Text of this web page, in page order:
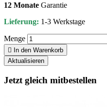
12 Monate Garantie
Lieferung: 1-3 Werkstage
Menge
 In den Warenkorb
Jetzt gleich mitbestellen